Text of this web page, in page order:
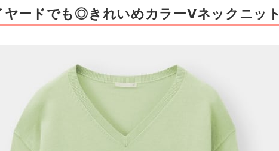
ヤードでも◎きれいめカラーVネックニット